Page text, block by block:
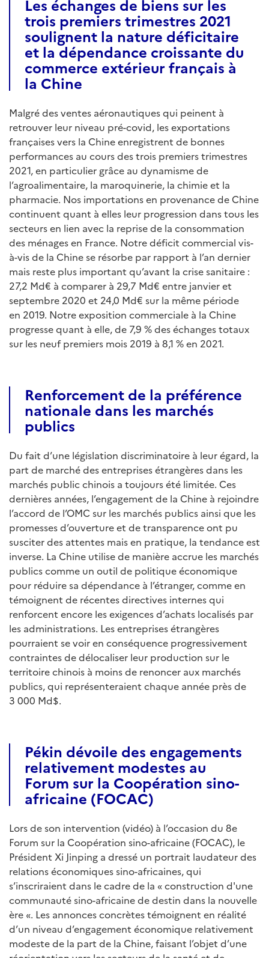
Les échanges de biens sur les
trois premiers trimestres 2021
soulignent la nature déficitaire
et la dépendance croissante du
commerce extérieur français à
la Chine
Malgré des ventes aéronautiques qui peinent à
retrouver leur niveau pré-covid, les exportations
françaises vers la Chine enregistrent de bonnes
performances au cours des trois premiers trimestres
2021, en particulier grâce au dynamisme de
l’agroalimentaire, la maroquinerie, la chimie et la
pharmacie. Nos importations en provenance de Chine
continuent quant à elles leur progression dans tous les
secteurs en lien avec la reprise de la consommation
des ménages en France. Notre déficit commercial vis-
à-vis de la Chine se résorbe par rapport à l’an dernier
mais reste plus important qu’avant la crise sanitaire :
27,2 Md€ à comparer à 29,7 Md€ entre janvier et
septembre 2020 et 24,0 Md€ sur la même période
en 2019. Notre exposition commerciale à la Chine
progresse quant à elle, de 7,9 % des échanges totaux
sur les neuf premiers mois 2019 à 8,1 % en 2021.
Renforcement de la préférence
nationale dans les marchés
publics
Du fait d’une législation discriminatoire à leur égard, la
part de marché des entreprises étrangères dans les
marchés public chinois a toujours été limitée. Ces
dernières années, l’engagement de la Chine à rejoindre
l’accord de l’OMC sur les marchés publics ainsi que les
promesses d’ouverture et de transparence ont pu
susciter des attentes mais en pratique, la tendance est
inverse. La Chine utilise de manière accrue les marchés
publics comme un outil de politique économique
pour réduire sa dépendance à l’étranger, comme en
témoignent de récentes directives internes qui
renforcent encore les exigences d’achats localisés par
les administrations. Les entreprises étrangères
pourraient se voir en conséquence progressivement
contraintes de délocaliser leur production sur le
territoire chinois à moins de renoncer aux marchés
publics, qui représenteraient chaque année près de
3 000 Md$.
Pékin dévoile des engagements
relativement modestes au
Forum sur la Coopération sino-
africaine (FOCAC)
Lors de son intervention (vidéo) à l’occasion du 8e
Forum sur la Coopération sino-africaine (FOCAC), le
Président Xi Jinping a dressé un portrait laudateur des
relations économiques sino-africaines, qui
s’inscriraient dans le cadre de la « construction d'une
communauté sino-africaine de destin dans la nouvelle
ère «. Les annonces concrètes témoignent en réalité
d’un niveau d’engagement économique relativement
modeste de la part de la Chine, faisant l’objet d’une